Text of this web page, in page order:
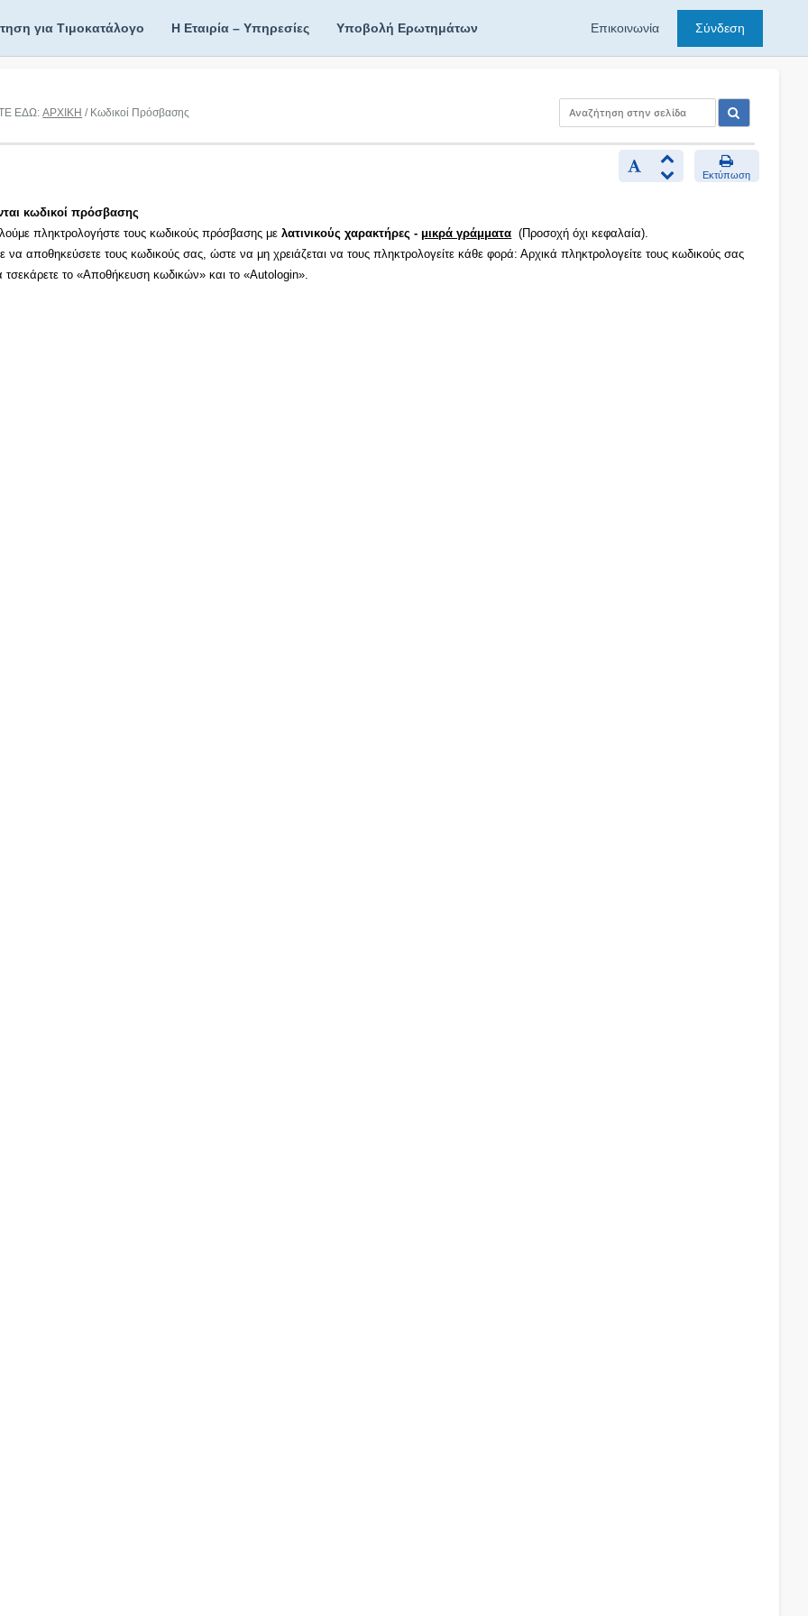
για Τιμοκατάλογο Η Εταιρία – Υπηρεσίες Υποβολή Ερωτημάτων Επικοινωνία Σύνδεση
ΕΔΩ:ΑΡΧΙΚΗ / Κωδικοί Πρόσβασης
Εκτύπωση
κωδικοί πρόσβασης
πληκτρολογήστε τους κωδικούς πρόσβασης μελατινικούς χαρακτήρες - μικρά γράμματα (Προσοχή όχι κεφαλαία).
να αποθηκεύσετε τους κωδικούς σας, ώστε να μη χρειάζεται να τους πληκτρολογείτε κάθε φορά: Αρχικά πληκτρολογείτε τους κωδικούς σας
τσεκάρετε το «Αποθήκευση κωδικών» και το «Autologin».